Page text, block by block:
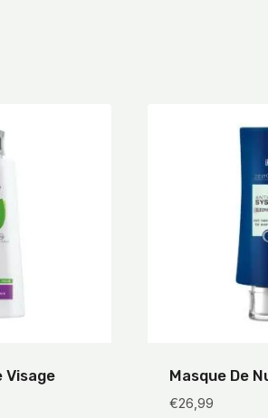
Visage
Masque De
€26,99